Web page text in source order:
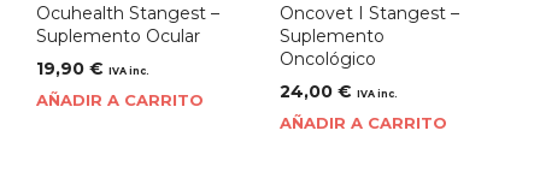
Ocuhealth Stangest –
Suplemento Ocular
19,90 € IVA inc.
AÑADIR A CARRITO
Oncovet I Stangest –
Suplemento
Oncológico
24,00 € IVA inc.
AÑADIR A CARRITO